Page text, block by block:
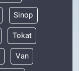
Sinop
Tokat
Van